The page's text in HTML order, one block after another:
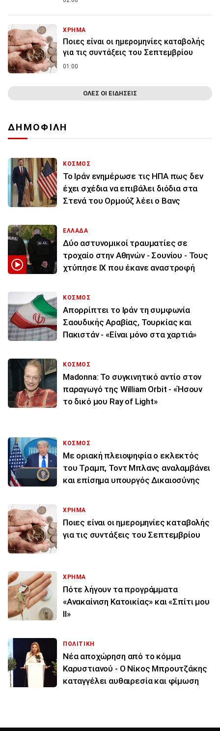
ΧΡΗΜΑ
Ποιες είναι οι ημερομηνίες καταβολής
για τις συντάξεις του Σεπτεμβρίου
01:00
ΟΛΕΣ ΟΙ ΕΙΔΗΣΕΙΣ
ΔΗΜΟΦΙΛΗ
ΚΟΣΜΟΣ
To Ιράν ενημέρωσε τις ΗΠΑ πως δεν
έχει σχέδια να επιβάλει διόδια στα
Στενά του Ορμούζ λέει ο Βανς
ΕΛΛΑΔΑ
Δύο αστυνομικοί τραυματίες σε
τροχαίο στην Αθηνών - Σουνίου - Τους
χτύπησε ΙΧ που έκανε αναστροφή
ΚΟΣΜΟΣ
Απορρίπτει το Ιράν τη συμφωνία
Σαουδικής Αραβίας, Τουρκίας και
Πακιστάν - «Είναι μόνο στα χαρτιά»
ΚΟΣΜΟΣ
Madonna: Το συγκινητικό αντίο στον
παραγωγό της William Orbit - «Ήσουν
το δικό μου Ray of Light»
ΚΟΣΜΟΣ
Με οριακή πλειοψηφία ο εκλεκτός
του Τραμπ, Τοντ Μπλανς αναλαμβάνει
και επίσημα υπουργός Δικαιοσύνης
ΧΡΗΜΑ
Ποιες είναι οι ημερομηνίες καταβολής
για τις συντάξεις του Σεπτεμβρίου
ΧΡΗΜΑ
Πότε λήγουν τα προγράμματα
«Ανακαίνιση Κατοικίας» και «Σπίτι μου
ΙΙ»
ΠΟΛΙΤΙΚΗ
Νέα αποχώρηση από το κόμμα
Καρυστιανού - Ο Νίκος Μπρουτζάκης
καταγγέλει αυθαιρεσία και φίμωση